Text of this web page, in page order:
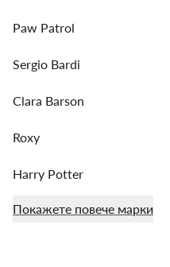
Paw Patrol
Sergio Bardi
Clara Barson
Roxy
Harry Potter
Покажете повече марки